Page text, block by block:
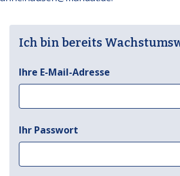
Ich bin bereits
Ihre E-Mail-Adresse
Ihr Passwort